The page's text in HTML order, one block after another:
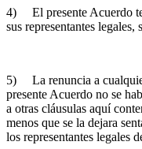
4) El presente Acuerdo
sus representantes legales,
5) La renuncia a
presente Acuerdo no se
a otras cláusulas aquí
menos que se la dejara
los representantes legales